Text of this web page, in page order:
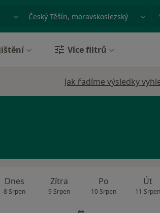
Město nebo region
Více filtrů
Jak řadíme výsledky
Dnes
8 Srpen
Zítra
9 Srpen
Po
10 Srpen
Út
11 Srpen